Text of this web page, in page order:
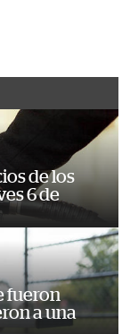
de los
6 de
fueron
a una